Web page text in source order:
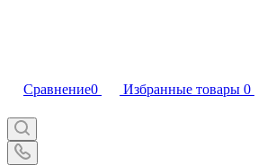
Сравнение0 Избранные товары 0